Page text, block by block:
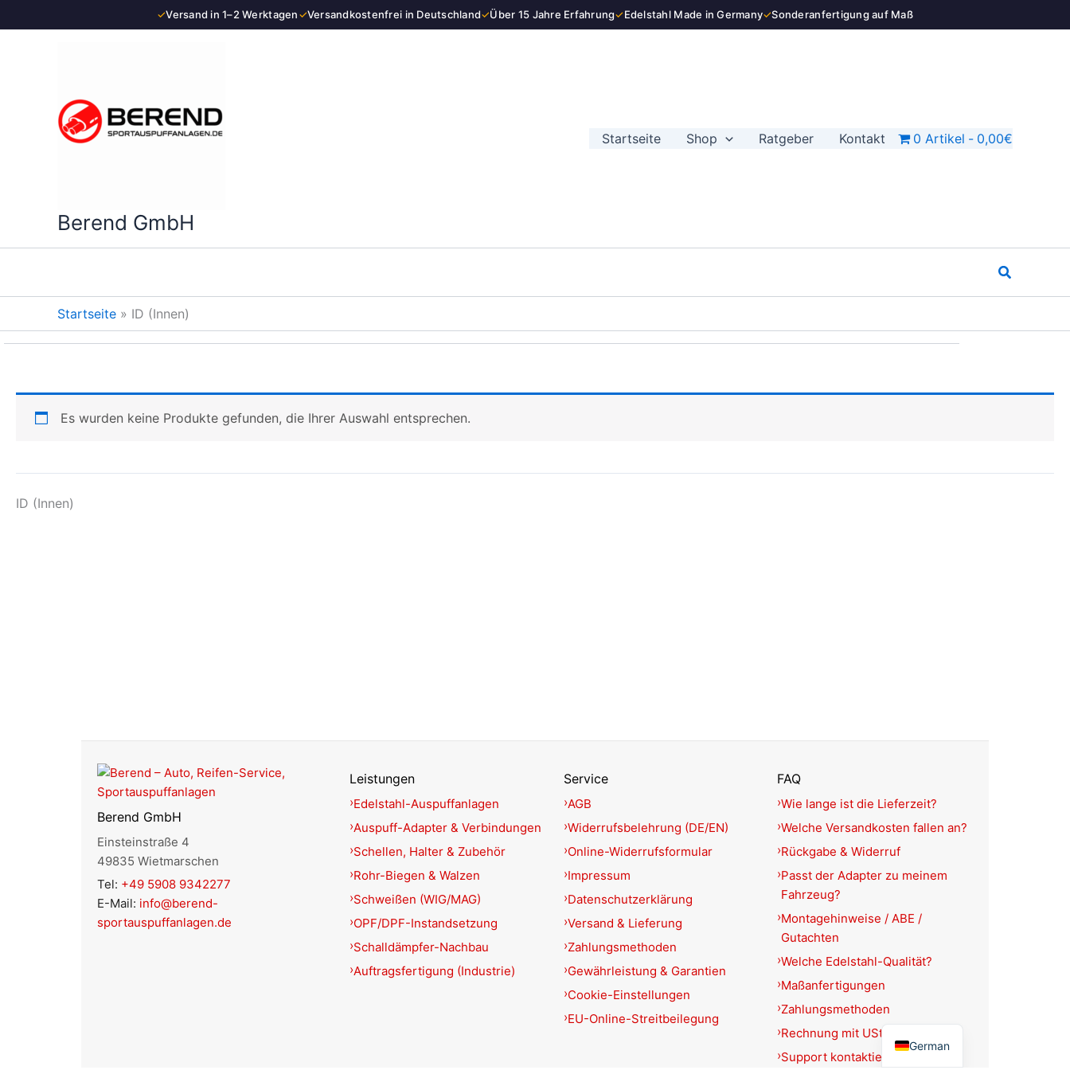
✓Versand in 1–2 Werktagen✓Versandkostenfrei in Deutschland✓Über 15 Jahre Erfahrung✓Edelstahl Made in Germany✓Sonderanfertigung auf Maß
Inhalt
Berend GmbH
Startseite Shop Ratgeber Kontakt 0 Artikel 0,00€
Suchen
Startseite » ID (Innen)
Es wurden keine Produkte gefunden, die Ihrer Auswahl entsprechen.
ID (Innen)
Berend GmbH
Einsteinstraße 4
49835 Wietmarschen
Tel: +49 5908 9342277
E-Mail: info@berend-
sportauspuffanlagen.de
Leistungen
Edelstahl-Auspuffanlagen
Auspuff-Adapter & Verbindungen
Schellen, Halter & Zubehör
Rohr-Biegen & Walzen
Schweißen (WIG/MAG)
OPF/DPF-Instandsetzung
Schalldämpfer-Nachbau
Auftragsfertigung (Industrie)
Service
AGB
Widerrufsbelehrung (DE/EN)
Online-Widerrufsformular
Impressum
Datenschutzerklärung
Versand & Lieferung
Zahlungsmethoden
Gewährleistung & Garantien
Cookie-Einstellungen
EU-Online-Streitbeilegung
FAQ
Wie lange ist die Lieferzeit?
Welche Versandkosten fallen an?
Rückgabe & Widerruf
Passt der Adapter zu meinem
Fahrzeug?
Montagehinweise / ABE /
Gutachten
Welche Edelstahl-Qualität?
Maßanfertigungen
Zahlungsmethoden
Rechnung mit USt.-Ausweis?
Support kontaktieren
German